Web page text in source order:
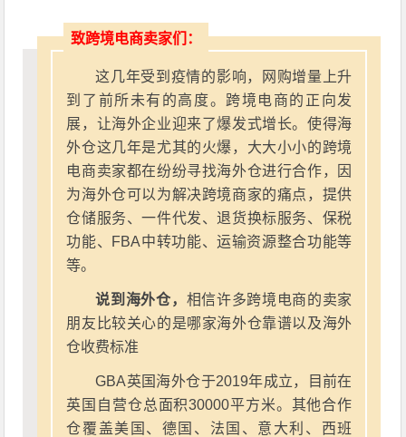
致跨境电商卖家们：
这几年受到疫情的影响，网购增量上升
到了前所未有的高度。跨境电商的正向发
展，让海外企业迎来了爆发式增长。使得海
外仓这几年是尤其的火爆，大大小小的跨境
电商卖家都在纷纷寻找海外仓进行合作，因
为海外仓可以为解决跨境商家的痛点，提供
仓储服务、一件代发、退货换标服务、保税
功能、FBA中转功能、运输资源整合功能等
等。
说到海外仓， 相信许多跨境电商的卖家
朋友比较关心的是哪家海外仓靠谱以及海外
仓收费标准
GBA英国海外仓于2019年成立，目前在
英国自营仓总面积30000平方米。其他合作
仓覆盖美国、德国、法国、意大利、西班